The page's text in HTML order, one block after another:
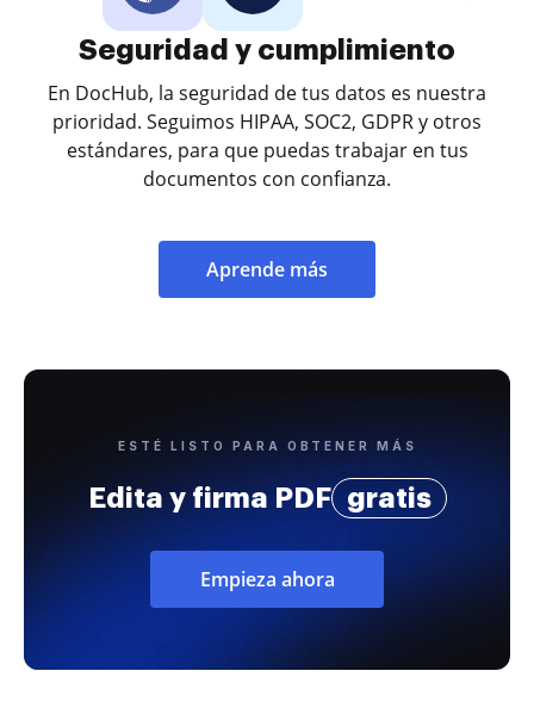
Seguridad y cumplimiento
En DocHub, la seguridad de tus datos es nuestra
prioridad. Seguimos HIPAA, SOC2, GDPR y otros
estándares, para que puedas trabajar en tus
documentos con confianza.
Aprende más
ESTÉ LISTO PARA OBTENER MÁS
Edita y firma PDF gratis
Empieza ahora